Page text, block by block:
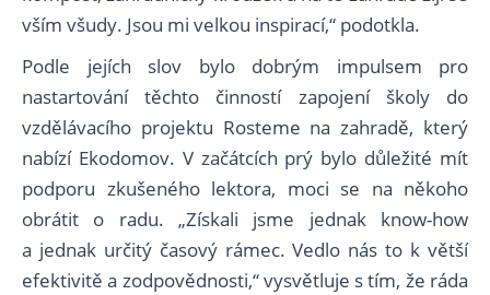
vším všudy. Jsou mi velkou inspirací,“ podotkla.
Podle jejích slov bylo dobrým impulsem pro
nastartování těchto činností zapojení školy do
vzdělávacího projektu Rosteme na zahradě, který
nabízí Ekodomov. V začátcích prý bylo důležité mít
podporu zkušeného lektora, moci se na někoho
obrátit o radu. „Získali jsme jednak know-how
a jednak určitý časový rámec. Vedlo nás to k větší
efektivitě a zodpovědnosti,“ vysvětluje s tím, že ráda